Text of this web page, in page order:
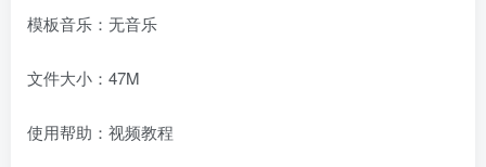
模板音乐：无音乐
文件大小：47M
使用帮助：视频教程